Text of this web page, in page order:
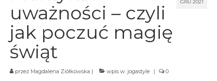
Blog
artykuły i video
Zaloguj
platforma kursowa
GRU 2021
uważności – czyli
jak poczuć magię
świąt
przez Magdalena Ziółkowska | wpis w: jogastyle | 0